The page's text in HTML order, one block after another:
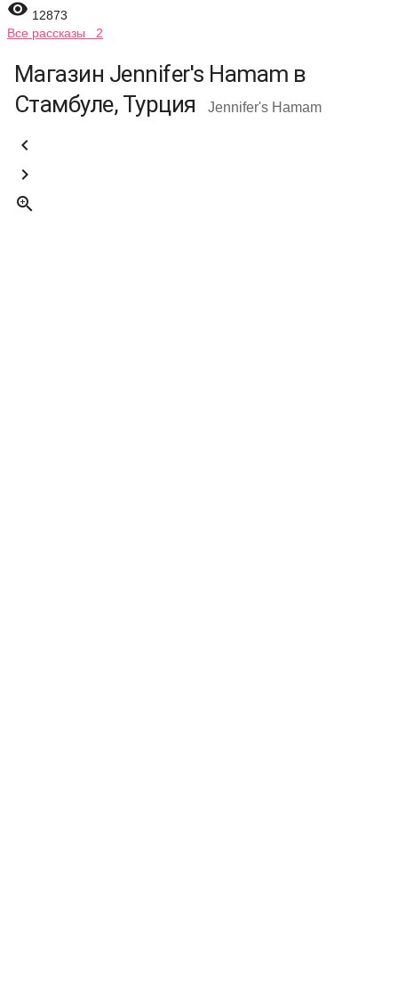
 12873
Все рассказы 2
Магазин Jennifer's Hamam в
Стамбуле, Турция
Jennifer's Hamam


